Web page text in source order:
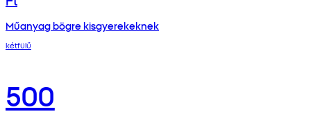
Műanyag bögre kisgyerekeknek
kétfülű
500